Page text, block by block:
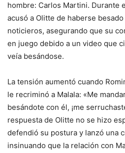
hombre: Carlos Martini. Durante
acusó a Olitte de haberse
noticieros, asegurando que su
en juego debido a un video que
veía besándose.
La tensión aumentó cuando
le recriminó a Malala: «Me
besándote con él, ¡me
respuesta de Olitte no se hizo
defendió su postura y lanzó una
insinuando que la relación con